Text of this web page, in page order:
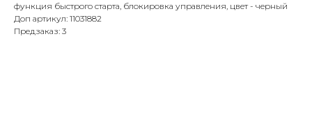
функция быстрого старта, блокировка управления, цвет - черный
Доп артикул: 11031882
Предзаказ: 3